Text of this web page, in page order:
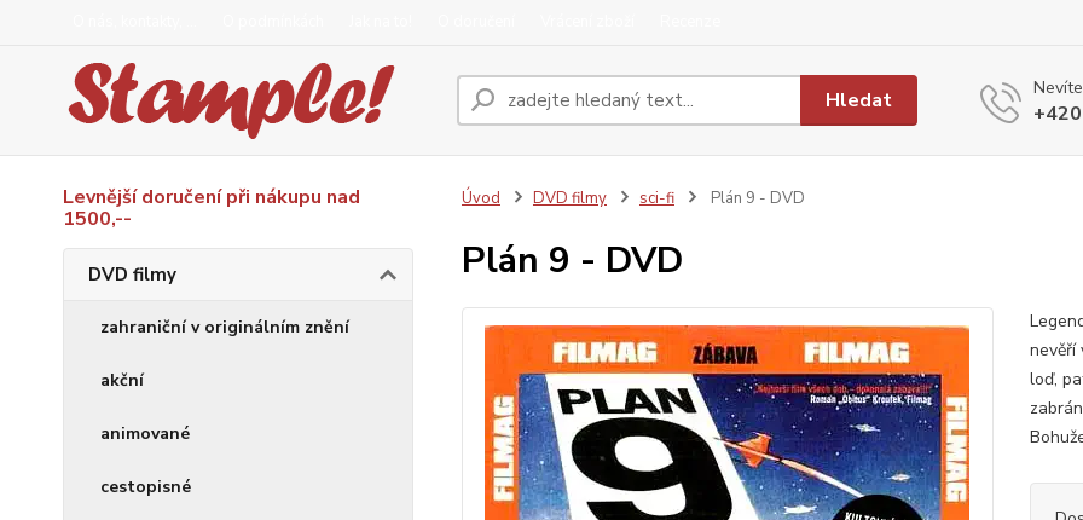
Hledat
Levnější doručení při nákupu nad
1500,--
DVD filmy
zahraniční v originálním znění
akční
animované
cestopisné
Úvod DVD filmy sci-fi Plán 9 - DVD
Plán 9 - DVD
nevěří
loď,